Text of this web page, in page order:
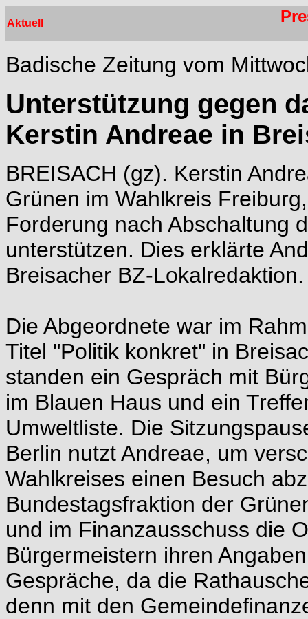
Aktuell
Badische Zeitung vom
Unterstützung gegen
Kerstin Andreae in
BREISACH (gz). Kerstin
Grünen im Wahlkreis
Forderung nach Abschaltung
unterstützen. Dies erklärte
Breisacher BZ-Lokalredaktion.
Die Abgeordnete war im
Titel "Politik konkret" in
standen ein Gespräch mit
im Blauen Haus und ein
Umweltliste. Die
Berlin nutzt Andreae, um
Wahlkreises einen Besuch
Bundestagsfraktion der
und im Finanzausschuss die
Bürgermeistern ihren
Gespräche, da die
denn mit den